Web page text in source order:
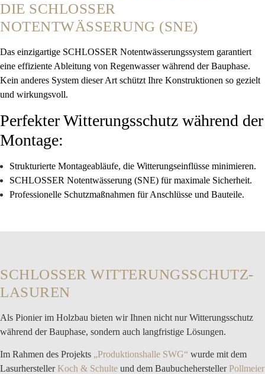
DIE SCHLOSSER
NOTENTWÄSSERUNG (SNE)
Das einzigartige SCHLOSSER Notentwässerungssystem garantiert
eine effiziente Ableitung von Regenwasser während der Bauphase.
Kein anderes System dieser Art schützt Ihre Konstruktionen so gezielt
und wirkungsvoll.
Perfekter Witterungsschutz während der
Montage:
Strukturierte Montageabläufe, die Witterungseinflüsse minimieren.
SCHLOSSER Notentwässerung (SNE) für maximale Sicherheit.
Professionelle Schutzmaßnahmen für Anschlüsse und Bauteile.
SCHLOSSER WITTERUNGSSCHUTZ-
LASUREN
Als Pionier im Holzbau bieten wir Ihnen nicht nur Witterungsschutz
während der Bauphase, sondern auch langfristige Lösungen.
Im Rahmen des Projekts „Produktionshalle SWG“ wurde mit dem
LasurherstellerKoch & Schulte und dem BaubucheherstellerPollmeier